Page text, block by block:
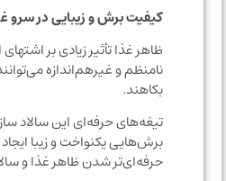
کیفیت برش و زیبایی در سرو غذا
ظاهر غذا تأثیر زیادی بر اشتهای
نامنظم و غیرهم‌اندازه می‌توانند از
بکاهند.
تیغه‌های حرفه‌ای این سالاد ساز
برش‌هایی یکنواخت و زیبا ایجاد
حرفه‌ای‌تر شدن ظاهر غذا و سالاد